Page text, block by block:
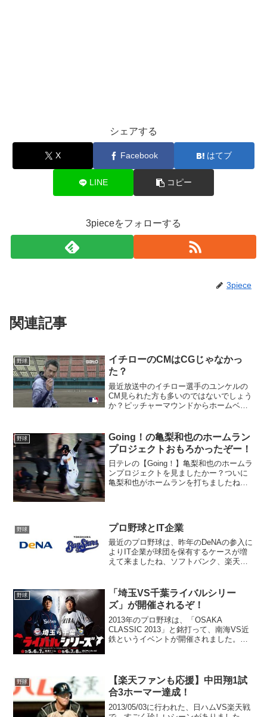
シェアする
X Facebook はてブ
LINE コピー
3pieceをフォローする
3piece
関連記事
野球
イチローのCMはCGじゃなかっ
た？
最近放送中のイチロー選手のユンケルの
CM見られた方も多いのではないでしょう
か？ピッチャーマウンドからホームベー
当に成功していたらしいです。イチロー
は4本とも連続で倒...
野球
Going！の亀梨和也のホームラン
プロジェクトおもろかったぞー！
日テレの【Going！】亀梨和也のホームラ
ンプロジェクトを見ましたかー？ついに
亀梨和也がホームランを打ちましたね
なのに、我がソ...
野球 プロ野球とIT企業
最近のプロ野球は、昨年のDeNAの参入に
よりIT企業が球団を保有するケースが増
えて来ましたね、ソフトバンク、楽天、
われたのも、今は昔。今オフの補強レー
スは"新...
野球
「埼玉VS千葉ライバルシリー
ズ」が開催されるぞ！
2013年のプロ野球は、「OSAKA
CLASSIC 2013」と銘打って、南海VS近
鉄というイベントが開催されました。ソ
ンなので「...
野球
【楽天ファンも応援】中田翔1試
合3ホーマー達成！
2013/05/03に行われた、日ハムVS楽天戦